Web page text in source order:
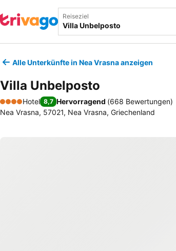
Reiseziel
Alle Unterkünfte in Nea Vrasna anzeigen
Villa Unbelposto
4 Sterne
Hotel 8,7 Hervorragend (668 Bewertungen)
Nea Vrasna, 57021, Nea Vrasna, Griechenland